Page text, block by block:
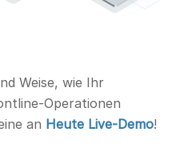
Weise, wie Ihr
Operationen
an Heute Live-Demo!